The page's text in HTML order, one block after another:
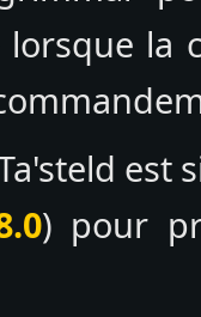
la
est
) pour